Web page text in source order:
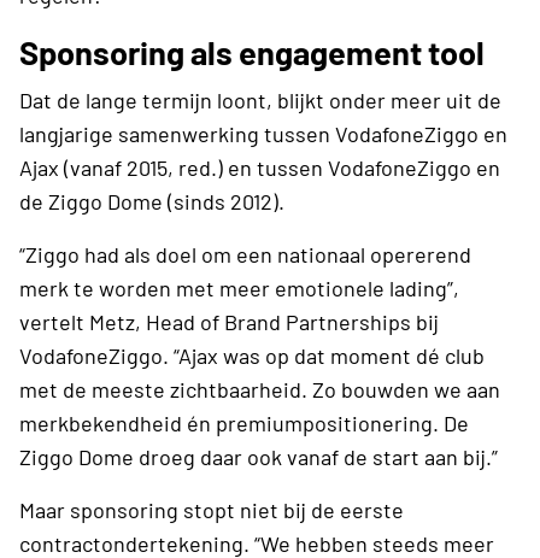
Sponsoring als engagement tool
Dat de lange termijn loont, blijkt onder meer uit de
langjarige samenwerking tussen VodafoneZiggo en
Ajax (vanaf 2015, red.) en tussen VodafoneZiggo en
de Ziggo Dome (sinds 2012).
“Ziggo had als doel om een nationaal opererend
merk te worden met meer emotionele lading”,
vertelt Metz, Head of Brand Partnerships bij
VodafoneZiggo. “Ajax was op dat moment dé club
met de meeste zichtbaarheid. Zo bouwden we aan
merkbekendheid én premiumpositionering. De
Ziggo Dome droeg daar ook vanaf de start aan bij.”
Maar sponsoring stopt niet bij de eerste
contractondertekening. “We hebben steeds meer